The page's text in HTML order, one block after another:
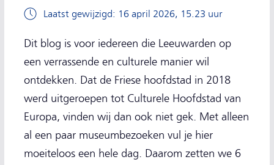
Laatst gewijzigd: 16 april 2026, 15.23 uur
Dit blog is voor iedereen die Leeuwarden op
een verrassende en culturele manier wil
ontdekken. Dat de Friese hoofdstad in 2018
werd uitgeroepen tot Culturele Hoofdstad van
Europa, vinden wij dan ook niet gek. Met alleen
al een paar museumbezoeken vul je hier
moeiteloos een hele dag. Daarom zetten we 6